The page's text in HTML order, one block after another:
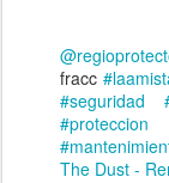
fracc
#seguridad
#proteccion
The Dust -